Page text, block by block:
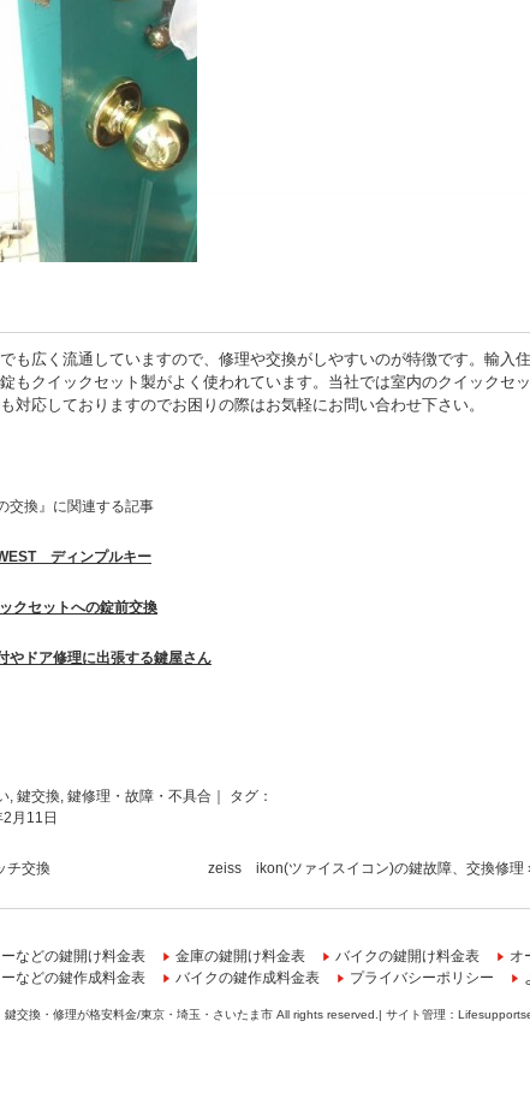
も広く流通していますので、修理や交換がしやすいのが特徴です。輸入住
もクイックセット製がよく使われています。当社では室内のクイックセッ
対応しておりますのでお困りの際はお気軽にお問い合わせ下さい。
交換』に関連する記事
ディンプルキー
クセットへの錠前交換
やドア修理に出張する鍵屋さん
鍵交換 鍵修理・故障・不具合 ｜ タグ：
月11日
チ交換 zeiss ikon(ツァイスイコン)の鍵故障、交換修理
などの鍵開け料金表 金庫の鍵開け料金表 バイクの鍵開け料金表
オ
などの鍵作成料金表 バイクの鍵作成料金表 プライバシーポリシー
鍵交換・修理が格安料金/東京・埼玉・さいたま市 All rights reserved.| サイト管理：